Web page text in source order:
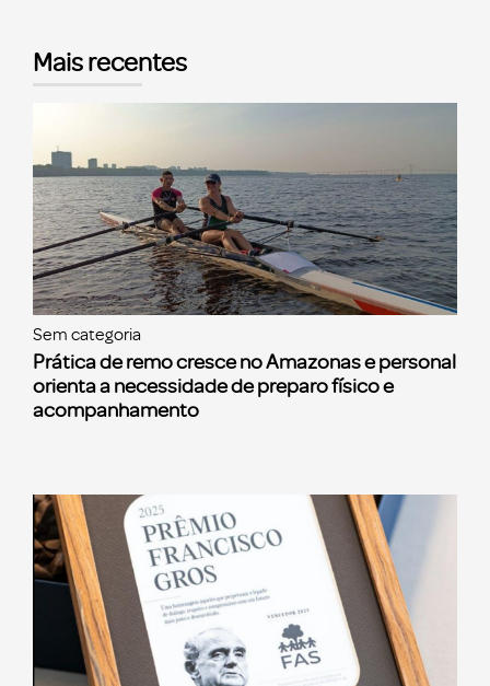
Mais recentes
Sem categoria
Prática de remo cresce no Amazonas e personal
orienta a necessidade de preparo físico e
acompanhamento